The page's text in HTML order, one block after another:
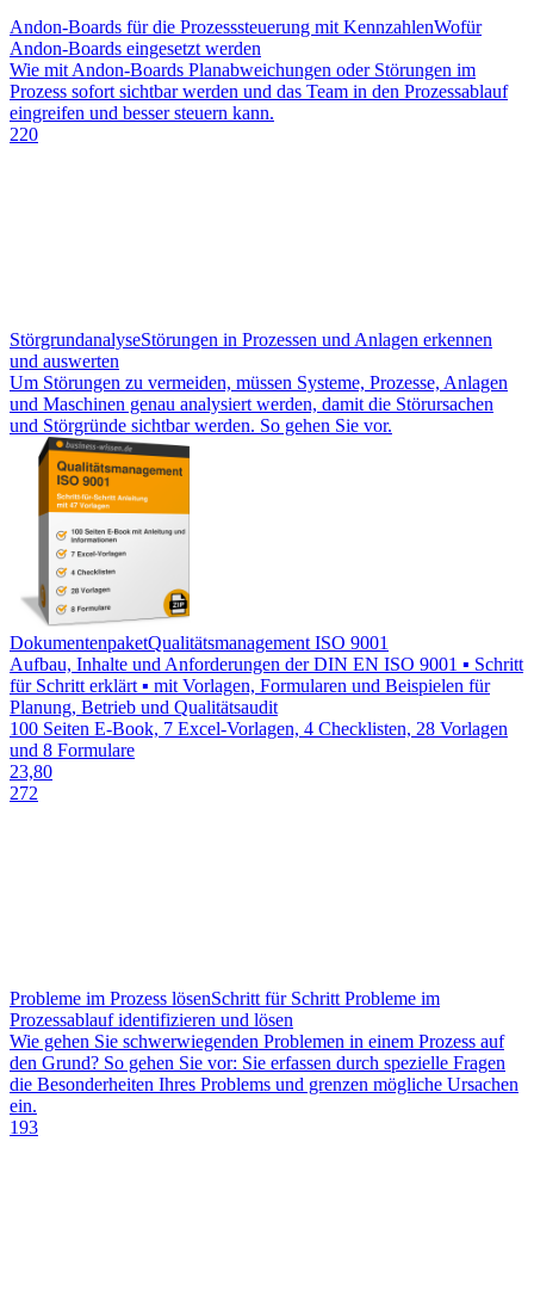
Andon-Boards für die Prozesssteuerung mit KennzahlenWofür
Andon-Boards eingesetzt werden
Wie mit Andon-Boards Planabweichungen oder Störungen im
Prozess sofort sichtbar werden und das Team in den Prozessablauf
eingreifen und besser steuern kann.
220
StörgrundanalyseStörungen in Prozessen und Anlagen erkennen
und auswerten
Um Störungen zu vermeiden, müssen Systeme, Prozesse, Anlagen
und Maschinen genau analysiert werden, damit die Störursachen
und Störgründe sichtbar werden. So gehen Sie vor.
DokumentenpaketQualitätsmanagement ISO 9001
Aufbau, Inhalte und Anforderungen der DIN EN ISO 9001 ▪ Schritt
für Schritt erklärt ▪ mit Vorlagen, Formularen und Beispielen für
Planung, Betrieb und Qualitätsaudit
100 Seiten E-Book, 7 Excel-Vorlagen, 4 Checklisten, 28 Vorlagen
und 8 Formulare
23,80
272
Probleme im Prozess lösenSchritt für Schritt Probleme im
Prozessablauf identifizieren und lösen
Wie gehen Sie schwerwiegenden Problemen in einem Prozess auf
den Grund? So gehen Sie vor: Sie erfassen durch spezielle Fragen
die Besonderheiten Ihres Problems und grenzen mögliche Ursachen
ein.
193